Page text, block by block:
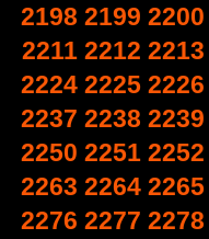
2198 2199 2200
2211 2212 2213
2224 2225 2226
2237 2238 2239
2250 2251 2252
2263 2264 2265
2276 2277 2278